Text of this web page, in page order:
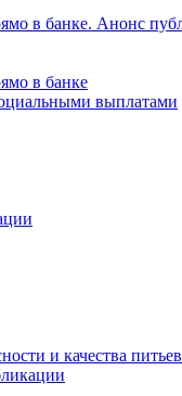
в банке. Анонс
в банке
выплатами
и качества